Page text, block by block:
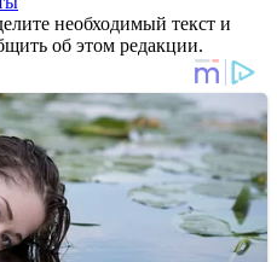
необходимый текст и
об этом редакции.